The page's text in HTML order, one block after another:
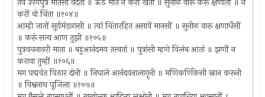
करीं वो चिंता ॥१०४॥
आम्ही जातों सूर्य़मंडळासी ॥ त्वां चिंतारहित असावें मानसीं ॥ सुनीळ वारू क्षणार्धेंसीं
॥ करूं सत्य आण तुझी ॥१०५॥
पुत्रवचनावरी माता ॥ बहुआनंदमय तत्त्वतां ॥ पुत्रांसी म्हणे विलंब आतां ॥ झणीं न
करावा तुम्हीं ॥१०६॥
मग पद्मवंत पिठार दोनी ॥ निघाले आनंदवनालागॄनी ॥ मणिकर्णिकेसी स्नान करूनी
॥ विश्वनाथ पूजिला ॥१०७॥